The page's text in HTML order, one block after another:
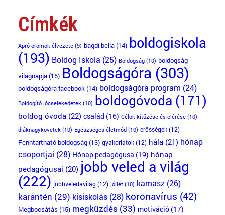
Címkék
Apró örömök élvezete(9) bagdi bella(14) boldogiskola
(193) Boldog Iskola (25) Boldogság(10) boldogság
világnapja(15) Boldogságóra (303)
boldogságóra facebook(14) boldogságóra program (24)
Boldogító jócselekedetek (10) boldogóvoda (171)
boldog óvoda(22) család (16) Célok kitűzése és elérése(10)
diáknagykövetek (10) Egészséges életmód(10) erősségek(12)
Fenntartható boldogság(13) gyakorlatok(12) hála(21) hónap
csoportjai (28) Hónap pedagógusa (19) hónap
pedagógusai (20) jobb veled a világ
(222) jobbveledavilág (12) jóllét(10) kamasz(26)
karantén (29) kisiskolás(28) koronavírus (42)
Megbocsátás (15) megküzdés (33) motiváció(17)